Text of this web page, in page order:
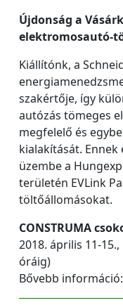
Újdonság a
elektromosautó-
Kiállítónk, a
szakértője, így
autózás tömeges
megfelelő és
kialakítását.
üzembe a
területén EVLink
töltőállomásokat.
CONSTRUMA
2018. április 11-
óráig)
Bővebb információ: